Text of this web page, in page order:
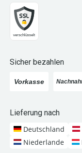
Sicher bezahlen
Lieferung nach
Deutschland
Niederlande